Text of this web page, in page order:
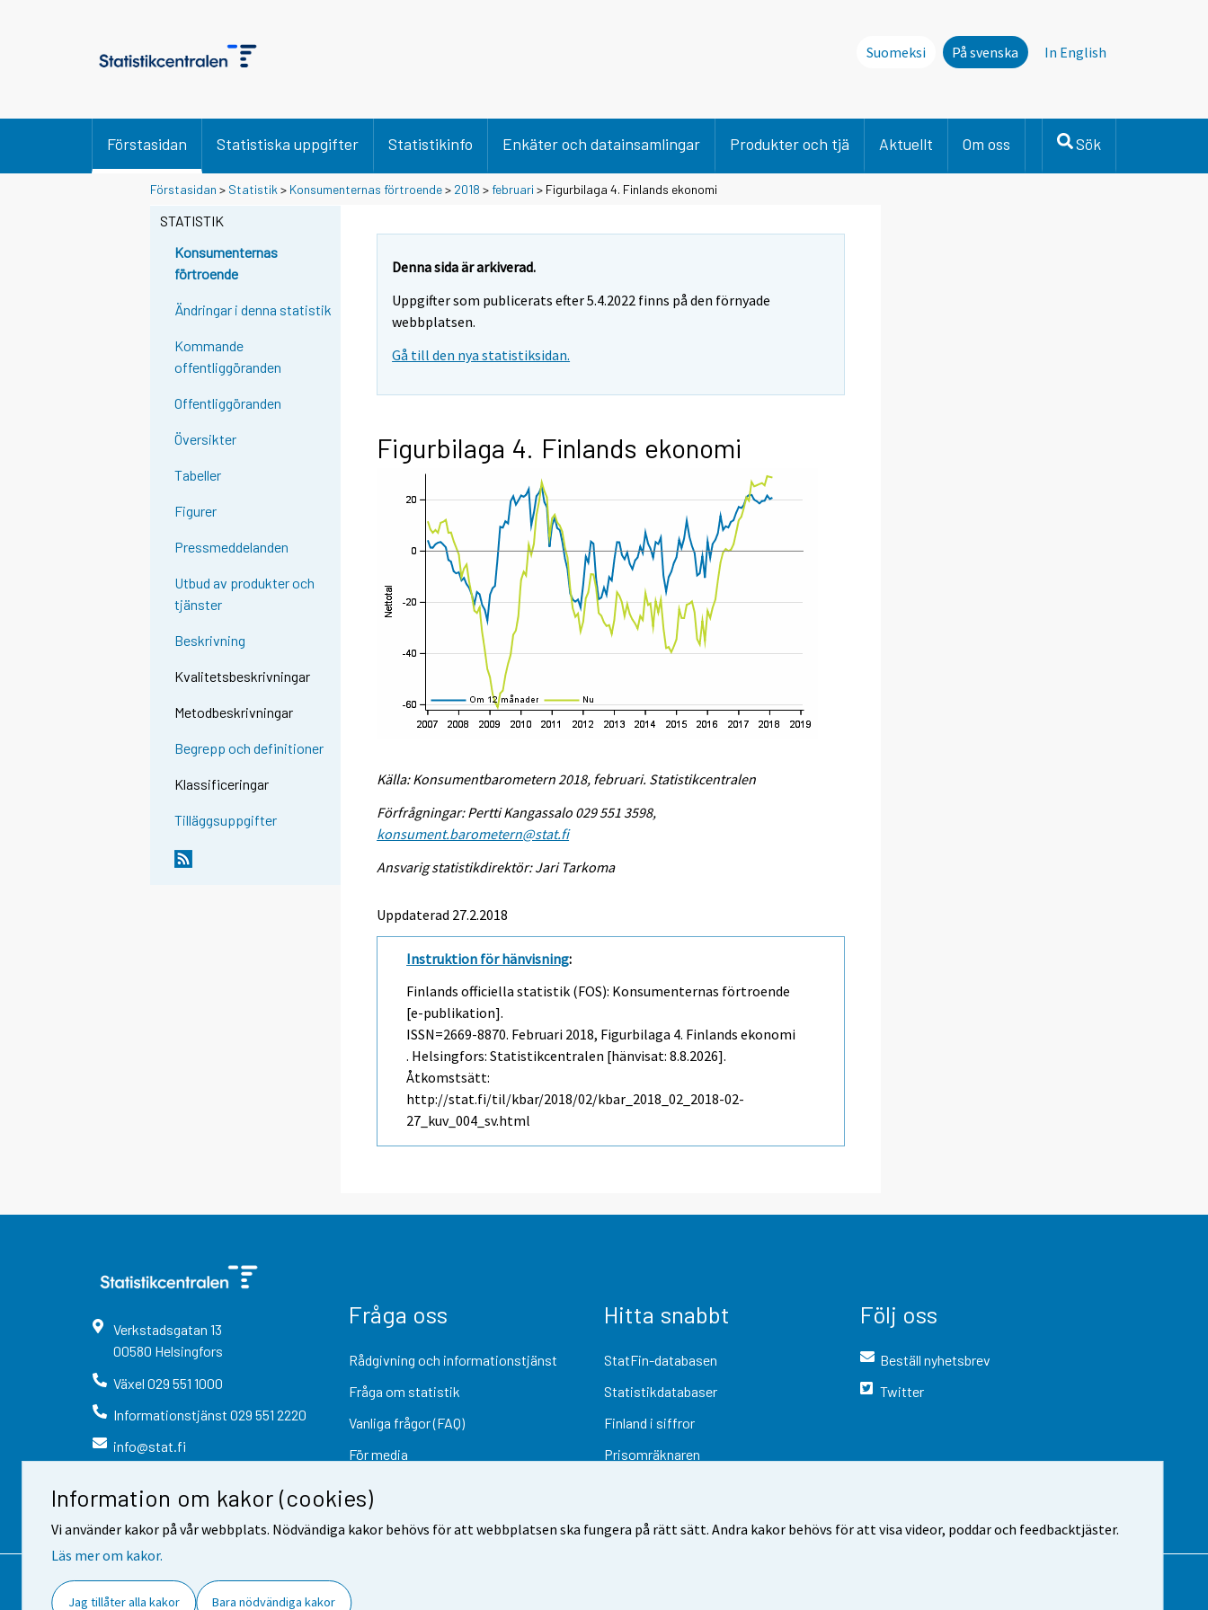
Information om kakor (cookies)
Vi använder kakor på vår webbplats. Nödvändiga kakor behövs för att webbplatsen ska fungera på rätt sätt. Andra kakor behövs för att visa videor, poddar och feedbacktjäster.
Läs mer om kakor.
Jag tillåter alla kakor Bara nödvändiga kakor
Suomeksi På svenska In English
Förstasidan Statistiska uppgifter Statistikinfo Enkäter och datainsamlingar Produkter och tjä Aktuellt Om oss Sök
Förstasidan > Statistik > Konsumenternas förtroende> 2018 >februari > Figurbilaga 4. Finlands ekonomi
STATISTIK
Konsumenternas
förtroende
Ändringar i denna statistik
Kommande
offentliggöranden
Offentliggöranden
Översikter
Tabeller
Figurer
Pressmeddelanden
Utbud av produkter och
tjänster
Beskrivning
Kvalitetsbeskrivningar
Metodbeskrivningar
Begrepp och definitioner
Klassificeringar
Tilläggsuppgifter
Denna sida är arkiverad.
Uppgifter som publicerats efter 5.4.2022 finns på den förnyade
webbplatsen.
Gå till den nya statistiksidan.
Figurbilaga 4. Finlands ekonomi
Källa: Konsumentbarometern 2018, februari. Statistikcentralen
Förfrågningar: Pertti Kangassalo 029 551 3598,
konsument.barometern@stat.fi
Ansvarig statistikdirektör: Jari Tarkoma
Uppdaterad 27.2.2018
Instruktion för hänvisning:
Finlands officiella statistik (FOS): Konsumenternas förtroende
[e-publikation].
ISSN=2669-8870. Februari 2018, Figurbilaga 4. Finlands ekonomi
. Helsingfors: Statistikcentralen [hänvisat: 8.8.2026].
Åtkomstsätt:
http://stat.fi/til/kbar/2018/02/kbar_2018_02_2018-02-
27_kuv_004_sv.html
Verkstadsgatan 13
00580 Helsingfors
Växel 029 551 1000
Informationstjänst 029 551 2220
info@stat.fi
Fråga oss
Rådgivning och informationstjänst
Fråga om statistik
Vanliga frågor (FAQ)
För media
Hitta snabbt
StatFin-databasen
Statistikdatabaser
Finland i siffror
Prisomräknaren
Följ oss
Beställ nyhetsbrev
Twitter
Kontaktinformation Respons